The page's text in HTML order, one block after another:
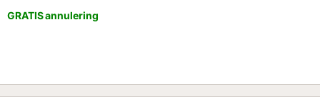
GRATIS annulering